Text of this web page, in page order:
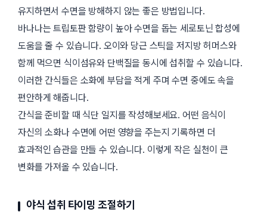
유지하면서 수면을 방해하지 않는 좋은 방법입니다.
바나나는 트립토판 함량이 높아 수면을 돕는 세로토닌 합성에
도움을 줄 수 있습니다. 오이와 당근 스틱을 저지방 허머스와
함께 먹으면 식이섬유와 단백질을 동시에 섭취할 수 있습니다.
이러한 간식들은 소화에 부담을 적게 주며 수면 중에도 속을
편안하게 해줍니다.
간식을 준비할 때 식단 일지를 작성해보세요. 어떤 음식이
자신의 소화나 수면에 어떤 영향을 주는지 기록하면 더
효과적인 습관을 만들 수 있습니다. 이렇게 작은 실천이 큰
변화를 가져올 수 있습니다.
야식 섭취 타이밍 조절하기